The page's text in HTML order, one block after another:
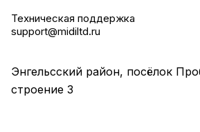
Техническая поддержка
support@midiltd.ru
Энгельсский район, посёлок
строение 3